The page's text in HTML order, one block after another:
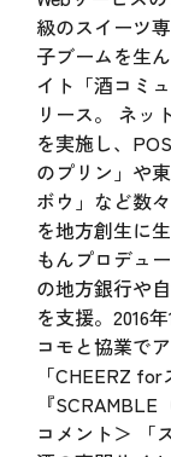
級のスイーツ
子ブームを生
イト「酒コミ
リース。 ネッ
を実施し、
のプリン」や
ボウ」など数
を地方創生に
もんプロデュ
の地方銀行や
を支援。2016
コモと協業で
「CHEERZ
『
コメント＞ 「